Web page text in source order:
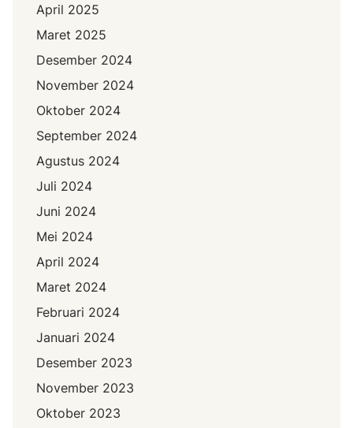
April 2025
Maret 2025
Desember 2024
November 2024
Oktober 2024
September 2024
Agustus 2024
Juli 2024
Juni 2024
Mei 2024
April 2024
Maret 2024
Februari 2024
Januari 2024
Desember 2023
November 2023
Oktober 2023